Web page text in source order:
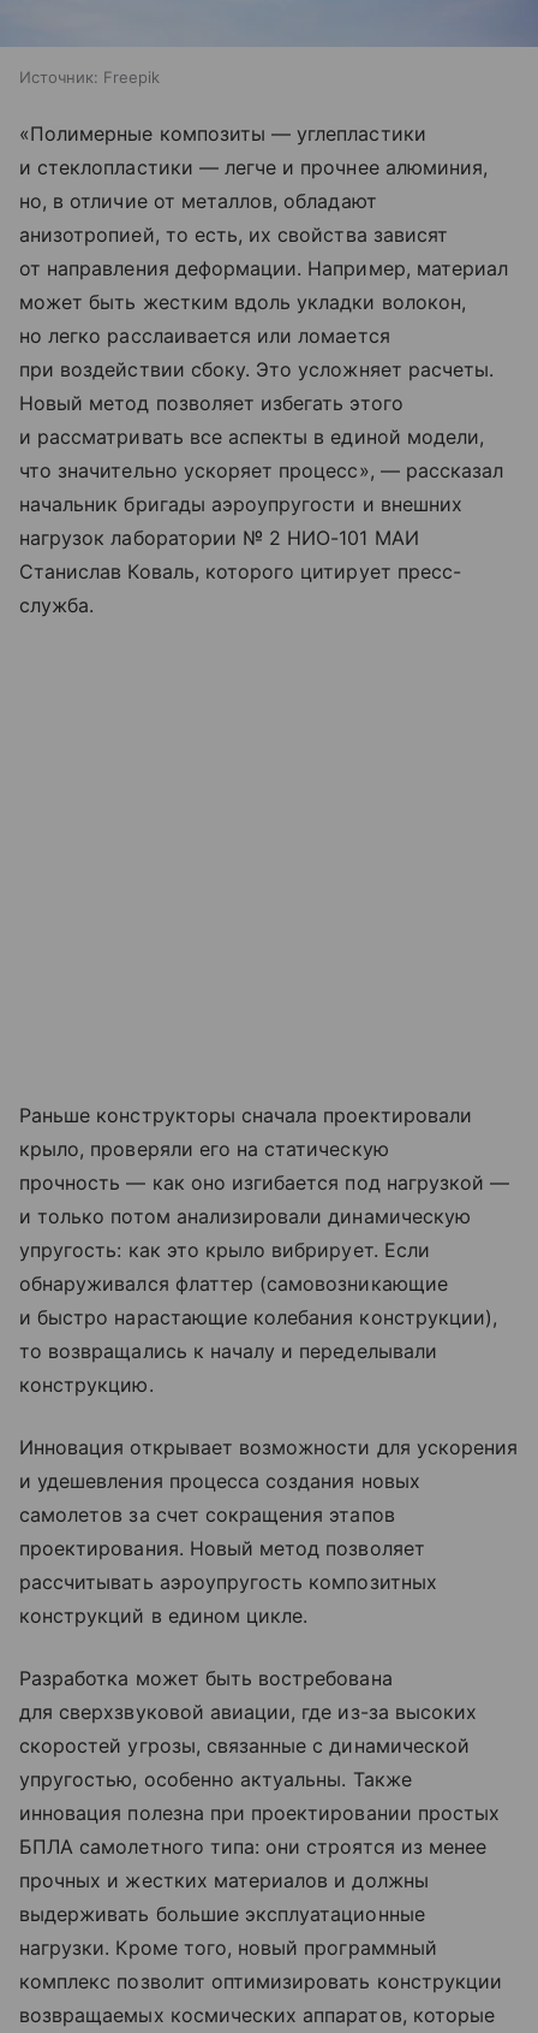
Источник: Freepik
«Полимерные композиты — углепластики
и стеклопластики — легче и прочнее алюминия,
но, в отличие от металлов, обладают
анизотропией, то есть, их свойства зависят
от направления деформации. Например, материал
может быть жестким вдоль укладки волокон,
но легко расслаивается или ломается
при воздействии сбоку. Это усложняет расчеты.
Новый метод позволяет избегать этого
и рассматривать все аспекты в единой модели,
что значительно ускоряет процесс», — рассказал
начальник бригады аэроупругости и внешних
нагрузок лаборатории № 2 НИО-101 МАИ
Станислав Коваль, которого цитирует пресс-
служба.
Раньше конструкторы сначала проектировали
крыло, проверяли его на статическую
прочность — как оно изгибается под нагрузкой —
и только потом анализировали динамическую
упругость: как это крыло вибрирует. Если
обнаруживался флаттер (самовозникающие
и быстро нарастающие колебания конструкции),
то возвращались к началу и переделывали
конструкцию.
Инновация открывает возможности для ускорения
и удешевления процесса создания новых
самолетов за счет сокращения этапов
проектирования. Новый метод позволяет
рассчитывать аэроупругость композитных
конструкций в едином цикле.
Разработка может быть востребована
для сверхзвуковой авиации, где из-за высоких
скоростей угрозы, связанные с динамической
упругостью, особенно актуальны. Также
инновация полезна при проектировании простых
БПЛА самолетного типа: они строятся из менее
прочных и жестких материалов и должны
выдерживать большие эксплуатационные
нагрузки. Кроме того, новый программный
комплекс позволит оптимизировать конструкции
возвращаемых космических аппаратов, которые